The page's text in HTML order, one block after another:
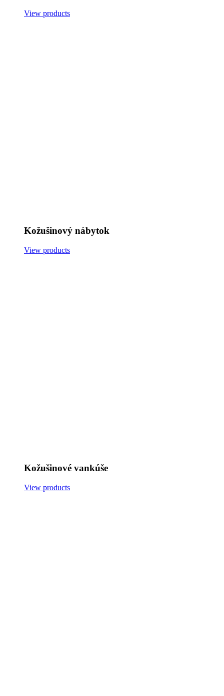
View products
Kožušinový nábytok
View products
Kožušinové vankúše
View products